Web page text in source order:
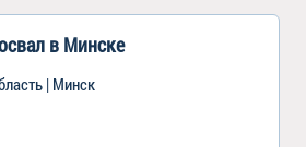
в Минске
| Минск